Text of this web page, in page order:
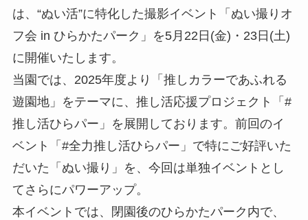
は、“ぬい活”に特化した撮影イベント「ぬい撮りオ
フ会 in ひらかたパーク」を5月22日(金)・23日(土)
に開催いたします。
当園では、2025年度より「推しカラーであふれる
遊園地」をテーマに、推し活応援プロジェクト「#
推し活ひらパー」を展開しております。前回のイ
ベント「#全力推し活ひらパー」で特にご好評いた
だいた「ぬい撮り」を、今回は単独イベントとし
てさらにパワーアップ。
本イベントでは、閉園後のひらかたパーク内で、